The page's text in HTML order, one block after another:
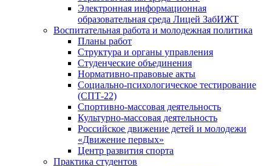
Электронная информационная
образовательная среда Лицей ЗабИЖТ
Воспитательная работа и молодежная политика
Планы работ
Структура и органы управления
Студенческие объединения
Нормативно-правовые акты
Социально-психологическое тестирование
(СПТ-22)
Спортивно-массовая деятельность
Культурно-массовая деятельность
Российское движение детей и молодежи
«Движение первых»
Центр развития спорта
Практика студентов